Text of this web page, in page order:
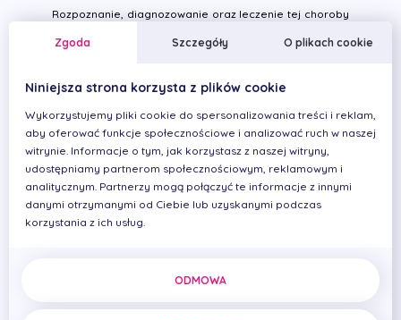
Rozpoznanie, diagnozowanie oraz leczenie tej choroby
Najważniejsza jest kompleksowa diagnoza, obejmująca
rozległym leczeniem protetycznym, przebudową
zwarcia lub ortodoncją. Dlatego właśnie w klinice
PRIMADENT lekarze specjalizujący się w dziedzinie
okluzji opracowują plan leczenia dopiero po uzyskaniu
kompletu informacji ze wszystkich przebytych
konsultacji pacjenta (w przypadku wskazań
medycznych) oraz przeprowadzeniu pełnej
deprogramacji pacjenta. Współpraca lekarzy
szczegółowa ankieta dotycząca ogólnych problemów
Zgoda Szczegóły O plikach cookie
Niniejsza strona korzysta z plików cookie
Wykorzystujemy pliki cookie do spersonalizowania treści i reklam,
aby oferować funkcje społecznościowe i analizować ruch w naszej
witrynie. Informacje o tym, jak korzystasz z naszej witryny,
udostępniamy partnerom społecznościowym, reklamowym i
analitycznym. Partnerzy mogą połączyć te informacje z innymi
danymi otrzymanymi od Ciebie lub uzyskanymi podczas
korzystania z ich usług.
ODMOWA